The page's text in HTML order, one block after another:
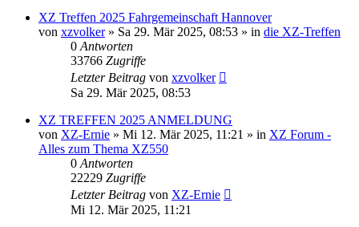
XZ Treffen 2025 Fahrgemeinschaft Hannover
von xzvolker» Sa 29. Mär 2025, 08:53 » in die XZ-Treffen
0 Antworten
33766 Zugriffe
Letzter Beitrag von xzvolker
Sa 29. Mär 2025, 08:53
XZ TREFFEN 2025 ANMELDUNG
von XZ-Ernie » Mi 12. Mär 2025, 11:21 » in XZ Forum -
Alles zum Thema XZ550
0 Antworten
22229 Zugriffe
Letzter Beitrag von XZ-Ernie
Mi 12. Mär 2025, 11:21